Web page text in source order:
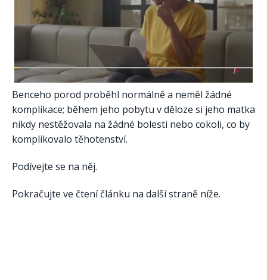
Benceho porod proběhl normálně a neměl žádné
komplikace; během jeho pobytu v děloze si jeho matka
nikdy nestěžovala na žádné bolesti nebo cokoli, co by
komplikovalo těhotenství.
Podívejte se na něj.
Pokračujte ve čtení článku na další straně níže.